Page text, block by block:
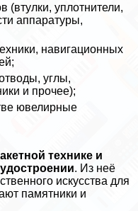
(втулки, уплотнители,
аппаратуры,
навигационных
углы,
и прочее);
ювелирные
технике и
. Из неё
искусства для
памятники и